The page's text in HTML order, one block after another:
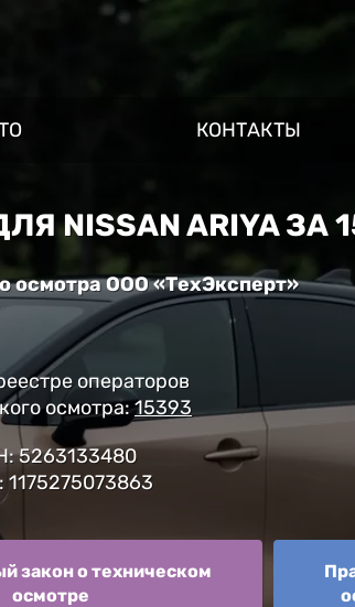
КОНТАКТЫ
NISSAN ARIYA ЗА
осмотра ООО «ТехЭксперт»
операторов
осмотра:15393
5263133480
закон о техническом
осмотре